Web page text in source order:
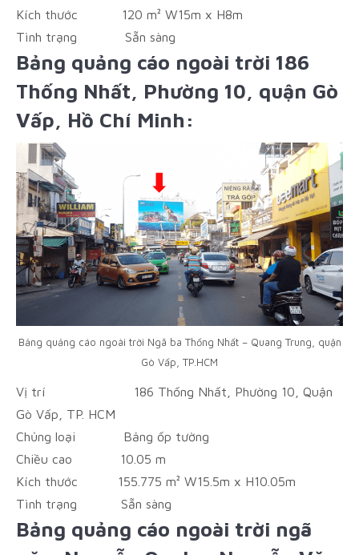
Kích thước
120 m² W15m x H8m
Tình trạng Sẵn sàng
Bảng quảng cáo ngoài trời 186
Thống Nhất, Phường 10, quận Gò
Vấp, Hồ Chí Minh:
Bảng quảng cáo ngoài trời Ngã ba Thống Nhất – Quang Trung, quận
Gò Vấp, TP.HCM
Vị trí
186 Thống Nhất, Phường 10, Quận
Gò Vấp, TP. HCM
Chủng loại Bảng ốp tường
Chiều cao
10.05 m
Kích thước
155.775 m² W15.5m x H10.05m
Tình trạng Sẵn sàng
Bảng quảng cáo ngoài trời ngã